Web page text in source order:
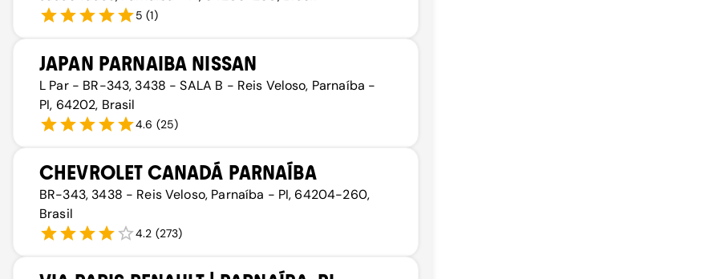
5 (1)
JAPAN PARNAIBA NISSAN
L Par - BR-343, 3438 - SALA B - Reis Veloso, Parnaíba -
PI, 64202, Brasil
4.6 (25)
CHEVROLET CANADÁ PARNAÍBA
BR-343, 3438 - Reis Veloso, Parnaíba - PI, 64204-260,
Brasil
4.2 (273)